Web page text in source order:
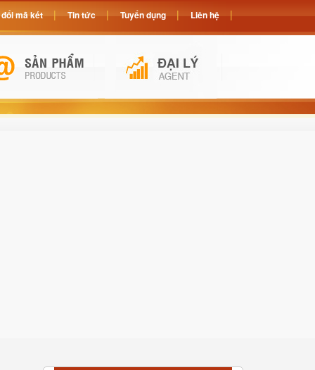
mã két Tin tức Tuyển dụng Liên hệ